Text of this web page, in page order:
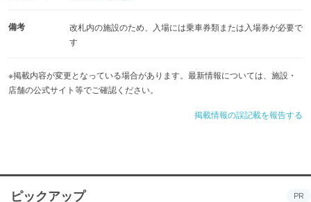
備考
改札内の施設のため、入場には乗車券類または入場券が必要で
す
※掲載内容が変更となっている場合があります。最新情報については、施設・
店舗の公式サイト等でご確認ください。
掲載情報の誤記載を報告する
ピックアップ PR